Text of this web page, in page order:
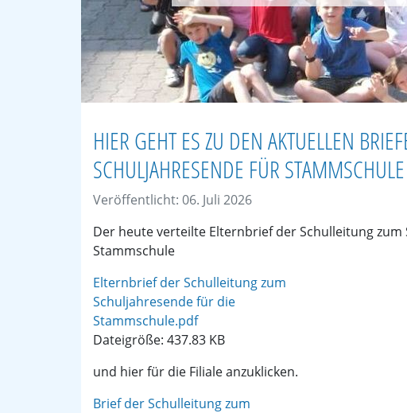
HIER GEHT ES ZU DEN AKTUELLEN
SCHULJAHRESENDE FÜR
Veröffentlicht: 06. Juli 2026
Der heute verteilte Elternbrief der Schulleitung
Stammschule
Elternbrief der Schulleitung zum
Schuljahresende für die
Stammschule.pdf
Dateigröße: 437.83 KB
und hier für die Filiale anzuklicken.
Brief der Schulleitung zum